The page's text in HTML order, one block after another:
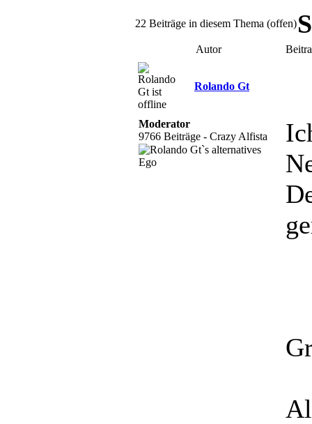
22 Beiträge in diesem Thema (offen)
Autor
Rolando Gt
Moderator
9766 Beiträge - Crazy Alfista